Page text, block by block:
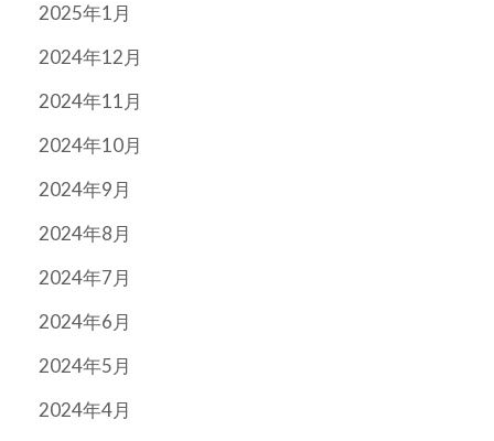
2025年1月
2024年12月
2024年11月
2024年10月
2024年9月
2024年8月
2024年7月
2024年6月
2024年5月
2024年4月